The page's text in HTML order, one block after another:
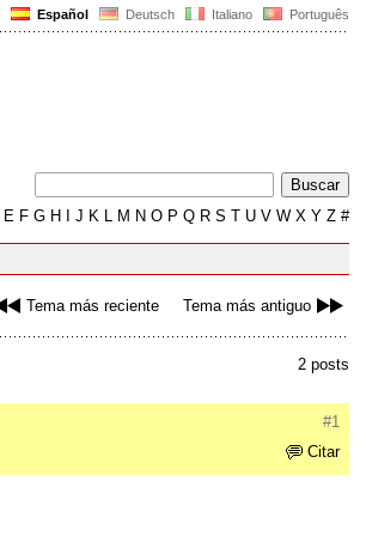
Español Deutsch Italiano Português
E F G H J K L M N O P Q R S T U V W X Y Z #
Tema más reciente Tema más antiguo
2 posts
#1
Citar